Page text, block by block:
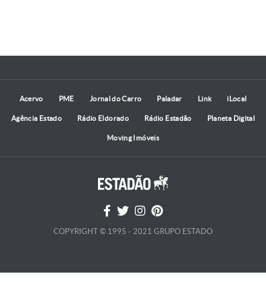
Acervo PME Jornal do Carro Paladar Link iLocal
Agência Estado Rádio Eldorado Rádio Estadão Planeta Digital
Moving Imóveis
COPYRIGHT © 1995 - 2021 GRUPO ESTADO